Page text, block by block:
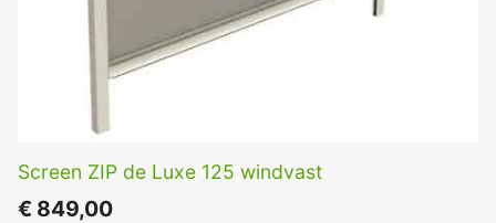
Screen ZIP de Luxe 125 windvast
€ 849,00